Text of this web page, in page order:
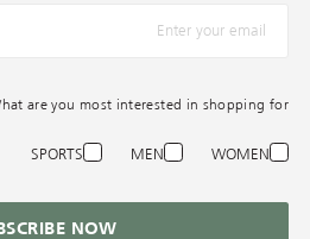
*البريد الإلكترونيّ
are you most interested in shopping for?
WOMEN
MEN
SPORTS
NOW